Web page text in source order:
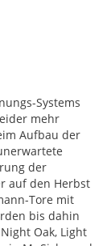
Systems
mehr
Aufbau der
der
auf den Herbst
Tore mit
bis dahin
Oak, Light